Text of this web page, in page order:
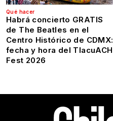
Qué hacer
Habrá concierto GRATIS
de The Beatles en el
Centro Histórico de CDMX:
fecha y hora del TlacuACH
Fest 2026